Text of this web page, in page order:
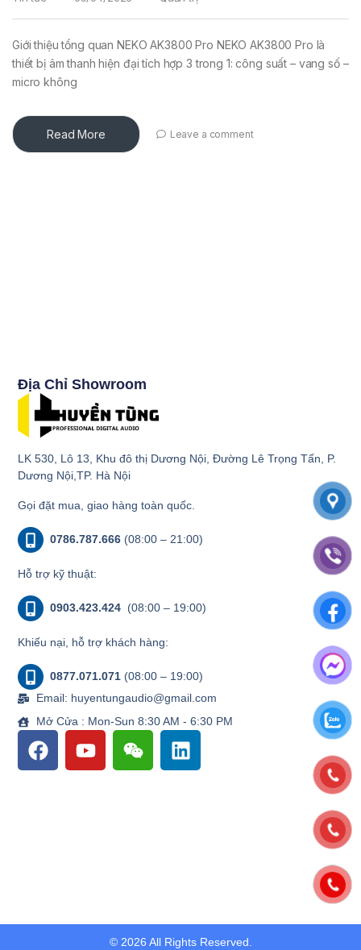
Giới thiệu tổng quan NEKO AK3800 Pro NEKO AK3800 Pro là
thiết bị âm thanh hiện đại tích hợp 3 trong 1: công suất – vang số –
micro không
Read More Leave a comment
Địa Chỉ Showroom
LK 530, Lô 13, Khu đô thị Dương Nội, Đường Lê Trọng Tấn, P.
Dương Nội,TP. Hà Nội
Gọi đặt mua, giao hàng toàn quốc.
0786.787.666 (08:00 – 21:00)
Hỗ trợ kỹ thuật:
0903.423.424 (08:00 – 19:00)
Khiếu nại, hỗ trợ khách hàng:
0877.071.071 (08:00 – 19:00)
Email: huyentungaudio@gmail.com
Mở Cửa : Mon-Sun 8:30 AM - 6:30 PM
© 2026 All Rights Reserved.